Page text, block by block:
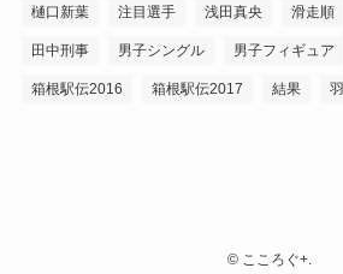
樋口新葉 注目選手 浅田真央 滑走順
田中刑事 男子シングル 男子フィギュア
箱根駅伝2016 箱根駅伝2017 結果
© こころぐ+.